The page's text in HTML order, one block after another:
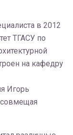
в 2012
ТГАСУ по
на кафедру
Игорь
совмещая